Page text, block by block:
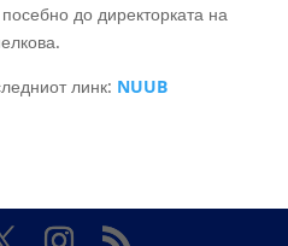
до директорката на
линк: NUUB